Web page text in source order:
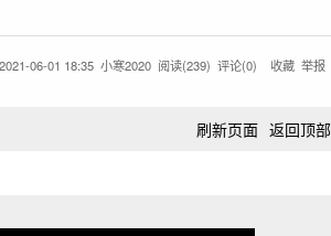
2021-06-01 18:35 小寒2020 阅读(239) 评论(0) 收藏 举报
刷新页面 返回顶部